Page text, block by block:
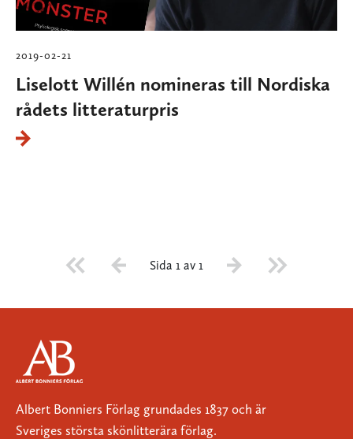
2019-02-21
Liselott Willén nomineras till Nordiska
rådets litteraturpris
Sida 1 av 1
Albert Bonniers Förlag grundades 1837 och är
Sveriges största skönlitterära förlag.